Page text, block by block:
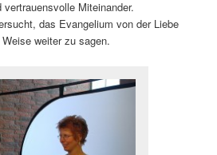
Miteinander.
das Evangelium von der Liebe
weiter zu sagen.